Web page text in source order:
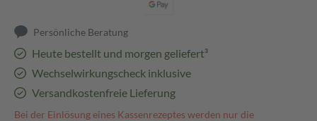
Persönliche Beratung
Heute bestellt und morgen geliefert³
Wechselwirkungscheck inklusive
Versandkostenfreie Lieferung
Bei der Einlösung eines Kassenrezeptes werden nur die